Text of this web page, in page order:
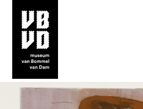
museum van Bommel van Dam